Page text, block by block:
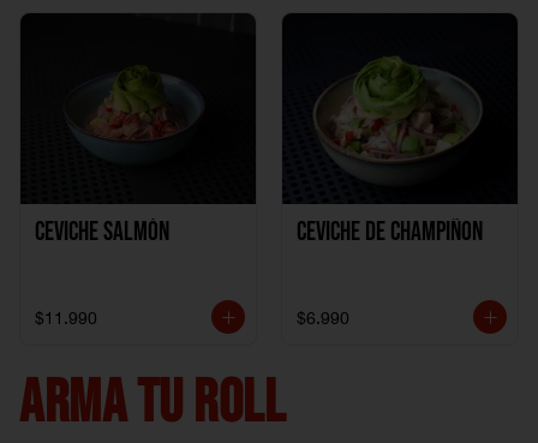
Ceviche Salmón
$11.990
Ceviche de Champiñon
$6.990
ARMA TU ROLL